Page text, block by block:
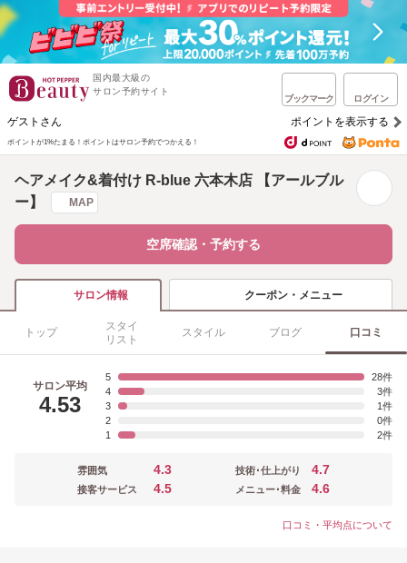
国内最大級の
サロン予約サイト
ブックマーク ログイン
ゲストさん ポイントを表示する
ポイントが1%たまる！ ポイントはサロン予約でつかえる！
ヘアメイク&着付け R-blue 六本木店 【アールブル
ー】
MAP
空席確認・予約する
サロン情報 クーポン・メニュー
トップ
スタイ
リスト
スタイル ブログ 口コミ
サロン平均
4.53
5
28
4
3
3
1
2
0
1
2
雰囲気 4.3
接客サービス 4.5
技術･仕上がり 4.7
メニュー･料金 4.6
口コミ・平均点について